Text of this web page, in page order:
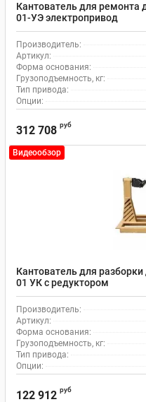
Кантователь для ремонта
01-УЭ электропривод
Производитель:
Артикул:
Форма основания:
Грузоподъемность, кг:
Тип привода:
Опции:
312 708 руб
Видеообзор
Кантователь для
01 УК с редуктором
Производитель:
Артикул:
Форма основания:
Грузоподъемность, кг:
Тип привода:
Опции:
122 912 руб